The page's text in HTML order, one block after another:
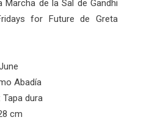
Marcha de la Sal de Gandhi
for Future de Greta
Abadía
dura
cm